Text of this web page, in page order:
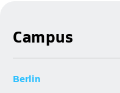
Campus
Berlin